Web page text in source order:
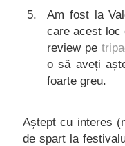
Am fost la
care acest loc
review pe
o să aveți
foarte greu.
Aștept cu interes
de spart la